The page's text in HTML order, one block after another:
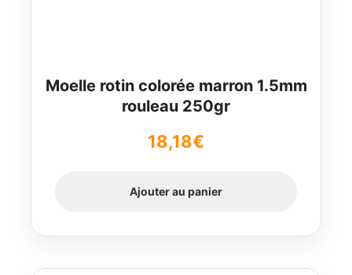
Moelle rotin colorée marron 1.5mm
rouleau 250gr
18,18€
Ajouter au panier